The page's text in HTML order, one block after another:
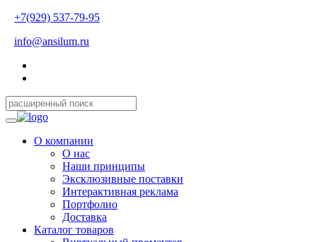
+7(929) 537-79-95
info@ansilum.ru
О компании
О нас
Наши принципы
Эксклюзивные поставки
Интерактивная реклама
Портфолио
Доставка
Каталог товаров